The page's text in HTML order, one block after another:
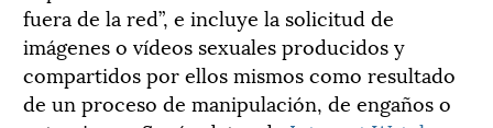
fuera de la red”, e incluye la solicitud de
imágenes o vídeos sexuales producidos y
compartidos por ellos mismos como resultado
de un proceso de manipulación, de engaños o